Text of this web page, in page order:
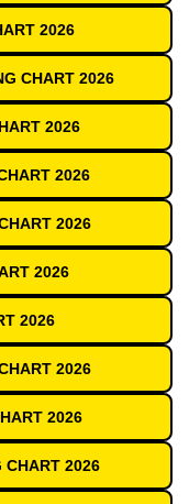
2026
CHART 2026
2026
2026
2026
2026
2026
2026
2026
CHART 2026